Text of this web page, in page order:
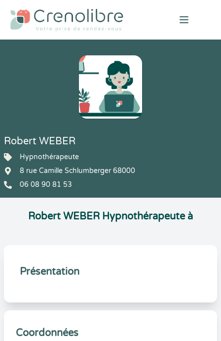
Open
Robert WEBER
Hypnothérapeute
8 rue Camille Schlumberger 68000
06 08 90 81 53
Robert WEBER Hypnothérapeute à
Présentation
Coordonnées